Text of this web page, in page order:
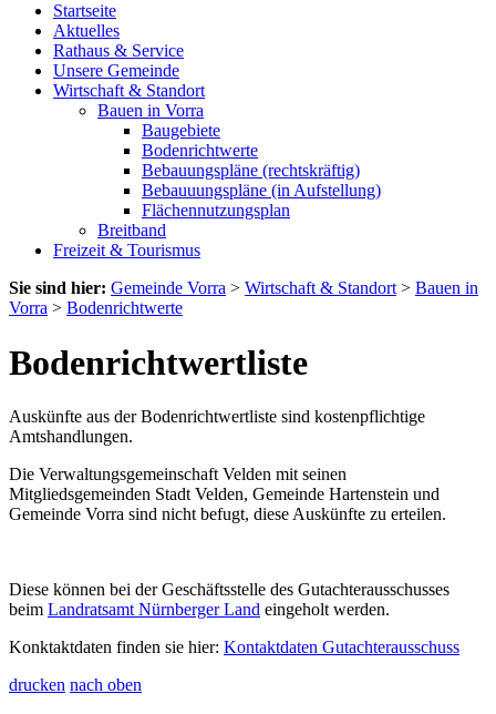
Startseite
Aktuelles
Rathaus & Service
Unsere Gemeinde
Wirtschaft & Standort
Bauen in Vorra
Baugebiete
Bodenrichtwerte
Bebauungspläne (rechtskräftig)
Bebauuungspläne (in Aufstellung)
Flächennutzungsplan
Breitband
Freizeit & Tourismus
Sie sind hier: Gemeinde Vorra > Wirtschaft & Standort > Bauen in
Vorra > Bodenrichtwerte
Bodenrichtwertliste
Auskünfte aus der Bodenrichtwertliste sind kostenpflichtige
Amtshandlungen.
Die Verwaltungsgemeinschaft Velden mit seinen
Mitgliedsgemeinden Stadt Velden, Gemeinde Hartenstein und
Gemeinde Vorra sind nicht befugt, diese Auskünfte zu erteilen.
Diese können bei der Geschäftsstelle des Gutachterausschusses
beim Landratsamt Nürnberger Land eingeholt werden.
Konktaktdaten finden sie hier: Kontaktdaten Gutachterausschuss
drucken nach oben